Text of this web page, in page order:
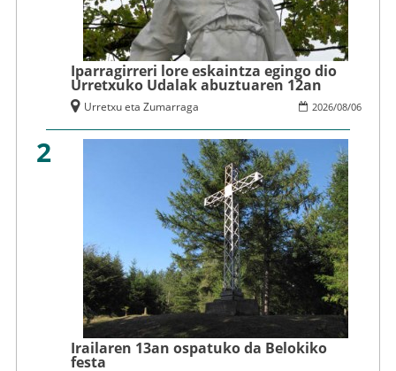
Iparragirreri lore eskaintza egingo dio
Urretxuko Udalak abuztuaren 12an
2026/08/06
Urretxu eta Zumarraga
2
Irailaren 13an ospatuko da Belokiko
festa